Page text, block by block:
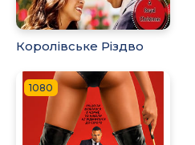
Королівське Різдво
1080